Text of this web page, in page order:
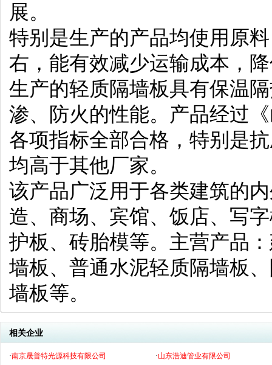
展。
特别是生产的产品均使用原
右，能有效减少运输成本，
生产的轻质隔墙板具有保温
渗、防火的性能。产品经过
各项指标全部合格，特别是
均高于其他厂家。
该产品广泛用于各类建筑的
造、商场、宾馆、饭店、写
护板、砖胎模等。主营产品
墙板、普通水泥轻质隔墙板
墙板等。
相关企业
·南京晟普特光源科技有限公司 ·山东浩迪管业有限公司